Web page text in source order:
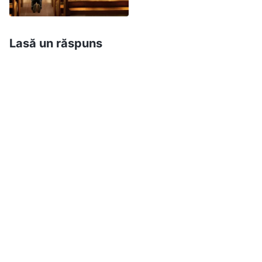
Dumnezeu au fost răpite înaintea tronului Său.
Ele recunosc că sunt adevărul cuvintele lui
Lasă un răspuns